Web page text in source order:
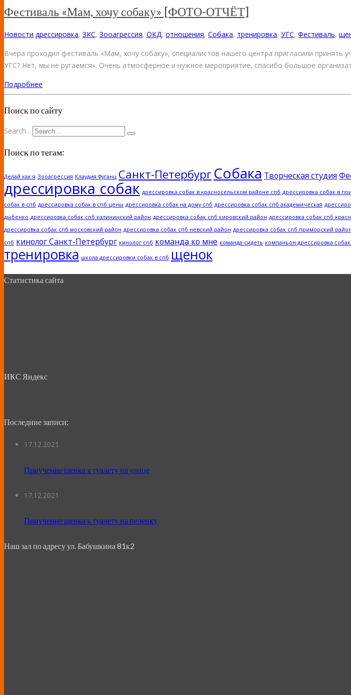
Фестиваль «Мам, хочу собаку» [ФОТО-ОТЧЁТ]
Новости дрессировка, ЗКС, Зооагрессия, ОКД, отношения, Собака, тренировка, УГС, Фестиваль,
Вчера проходил фестиваль «Мам, хочу собаку», специалистов нашего центра пригласили
УГС? Нет, мы не ругаемся». Очень атмосферное и нужное мероприятие, спасибо большое
Подробнее
Поиск по сайту
Search...
Поиск по тегам:
Делай как я Зооагрессия Клаудия Фуганц Санкт-Петербург Собака Творческая студия
дрессировка собак дрессировка собак в красносельском районе спб дрессировка собак в
собак в спб дрессировка собак в спб цены дрессировка собак на дому спб дрессировка собак спб академическая
дыбенко дрессировка собак спб калининский район дрессировка собак спб кировский район дрессировка собак спб
дрессировка собак спб московский район дрессировка собак спб невский район дрессировка собак спб приморский район
спб кинолог Санкт-Петербург кинолог спб команда ко мне команда сидеть компаньон дрессировка
тренировка школа дрессировки собак в спб щенок
Статистика сайта
ИКС Яндекс
Последние записи:
17.12.2021
Приучение щенка к туалету на улице
17.12.2021
Приучение щенка к туалету на пеленку
Наш зал по адресу ул. Бабушкина 81к2